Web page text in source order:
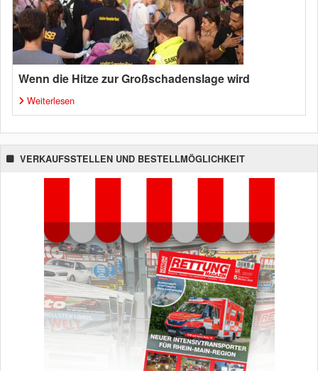
Wenn die Hitze zur Großschadenslage wird
Weiterlesen
VERKAUFSSTELLEN UND BESTELLMÖGLICHKEIT